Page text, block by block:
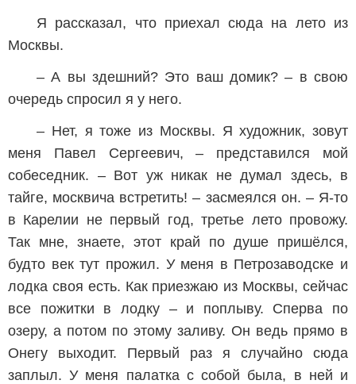
Я рассказал, что приехал сюда на лето из
Москвы.
– А вы здешний? Это ваш домик? – в свою
очередь спросил я у него.
– Нет, я тоже из Москвы. Я художник, зовут
меня Павел Сергеевич, – представился мой
собеседник. – Вот уж никак не думал здесь, в
тайге, москвича встретить! – засмеялся он. – Я-то
в Карелии не первый год, третье лето провожу.
Так мне, знаете, этот край по душе пришёлся,
будто век тут прожил. У меня в Петрозаводске и
лодка своя есть. Как приезжаю из Москвы, сейчас
все пожитки в лодку – и поплыву. Сперва по
озеру, а потом по этому заливу. Он ведь прямо в
Онегу выходит. Первый раз я случайно сюда
заплыл. У меня палатка с собой была, в ней и